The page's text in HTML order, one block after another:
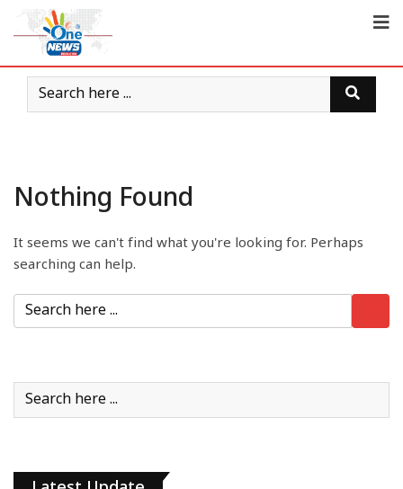
Nothing Found
It seems we can't find what you're looking for. Perhaps
searching can help.